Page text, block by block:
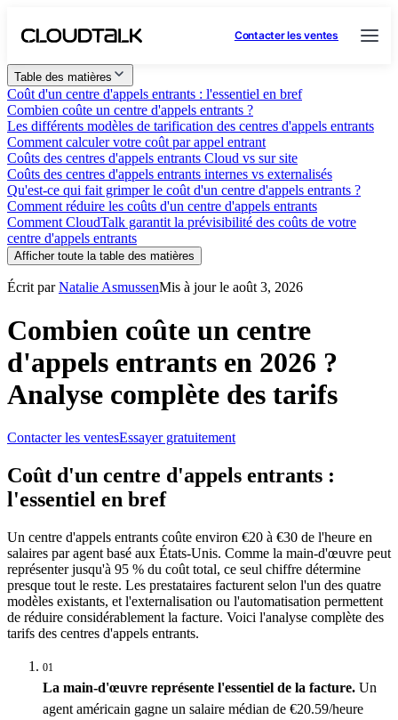
Contacter les ventes
Table des matières
Coût d'un centre d'appels entrants : l'essentiel en bref
Combien coûte un centre d'appels entrants ?
Les différents modèles de tarification des centres d'appels entrants
Comment calculer votre coût par appel entrant
Coûts des centres d'appels entrants Cloud vs sur site
Coûts des centres d'appels entrants internes vs externalisés
Qu'est-ce qui fait grimper le coût d'un centre d'appels entrants ?
Comment réduire les coûts d'un centre d'appels entrants
Comment CloudTalk garantit la prévisibilité des coûts de votre
centre d'appels entrants
Afficher toute la table des matières
Écrit parNatalie AsmussenMis à jour le août 3, 2026
Combien coûte un centre
d'appels entrants en 2026 ?
Analyse complète des tarifs
Contacter les ventesEssayer gratuitement
Coût d'un centre d'appels entrants :
l'essentiel en bref
Un centre d'appels entrants coûte environ €20 à €30 de l'heure en
salaires par agent basé aux États-Unis. Comme la main-d'œuvre peut
représenter jusqu'à 95 % du coût total, ce seul chiffre détermine
presque tout le reste. Les prestataires facturent selon l'un des quatre
modèles existants, et l'externalisation ou l'automatisation permettent
de réduire considérablement la facture. Voici l'analyse complète des
tarifs des centres d'appels entrants.
01
La main-d'œuvre représente l'essentiel de la facture. Un
agent américain gagne un salaire médian de €20.59/heure